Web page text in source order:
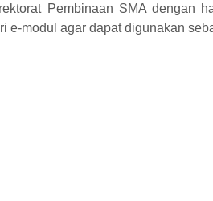
Pembinaan SMA dengan
e-modul agar dapat digunakan